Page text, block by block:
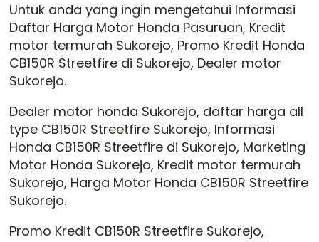
Untuk anda yang ingin mengetahui Informasi
Daftar Harga Motor Honda Pasuruan, Kredit
motor termurah Sukorejo, Promo Kredit Honda
CB150R Streetfire di Sukorejo, Dealer motor
Sukorejo.
Dealer motor honda Sukorejo, daftar harga all
type CB150R Streetfire Sukorejo, Informasi
Honda CB150R Streetfire di Sukorejo, Marketing
Motor Honda Sukorejo, Kredit motor termurah
Sukorejo, Harga Motor Honda CB150R Streetfire
Sukorejo.
Promo Kredit CB150R Streetfire Sukorejo,